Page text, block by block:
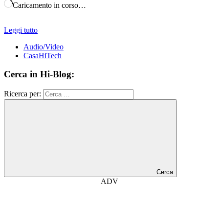
Caricamento in corso…
Leggi tutto
Audio/Video
CasaHiTech
Cerca in Hi-Blog:
Ricerca per:
Cerca
ADV